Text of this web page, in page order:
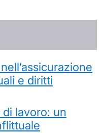
e diritti
lavoro: un